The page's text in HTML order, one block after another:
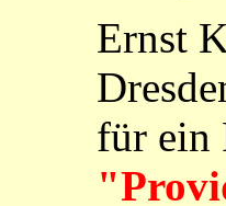
Ernst
für ein